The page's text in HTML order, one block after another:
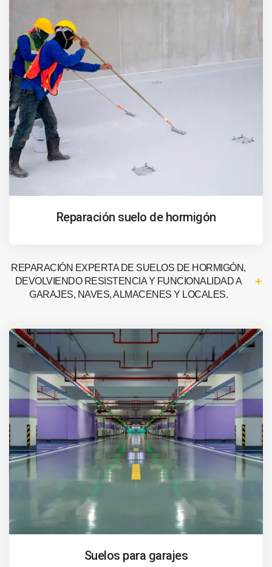
Reparación suelo de hormigón
REPARACIÓN EXPERTA DE SUELOS DE HORMIGÓN,
DEVOLVIENDO RESISTENCIA Y FUNCIONALIDAD A
GARAJES, NAVES, ALMACENES Y LOCALES.
Suelos para garajes